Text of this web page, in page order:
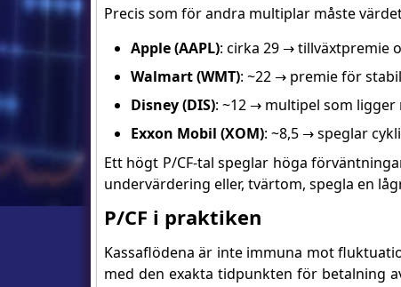
Precis som för andra multiplar måste
Apple (AAPL): cirka 29 → tillväxtpremie
Walmart (WMT): ~22 → premie för
Disney (DIS): ~12 → multipel som
Exxon Mobil (XOM): ~8,5 → speglar
Ett högt P/CF-tal speglar höga
undervärdering eller, tvärtom, spegla en
P/CF i praktiken
Kassaflödena är inte immuna mot
med den exakta tidpunkten för betalning